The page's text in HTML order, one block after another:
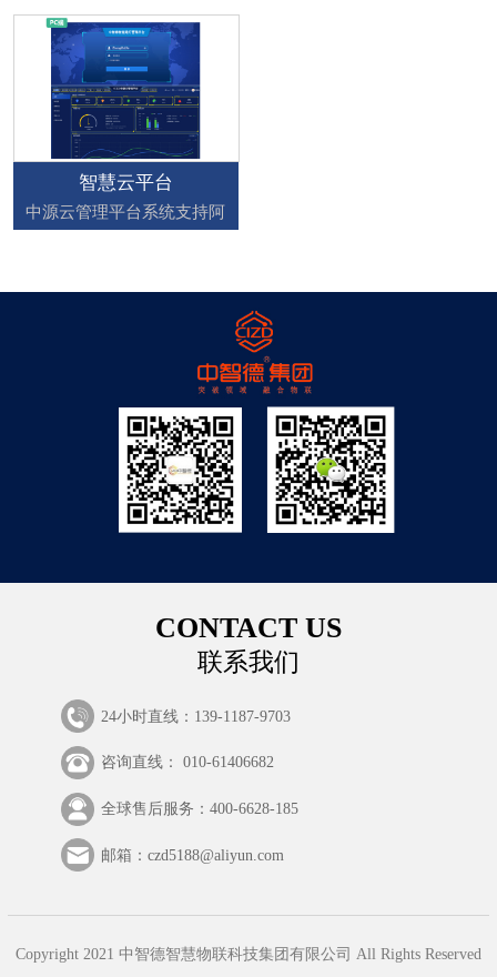
智慧云平台
中源云管理平台系统支持阿
CONTACT US
联系我们
24小时直线：139-1187-9703
咨询直线： 010-61406682
全球售后服务：400-6628-185
邮箱：czd5188@aliyun.com
Copyright 2021 中智德智慧物联科技集团有限公司 All Rights Reserved